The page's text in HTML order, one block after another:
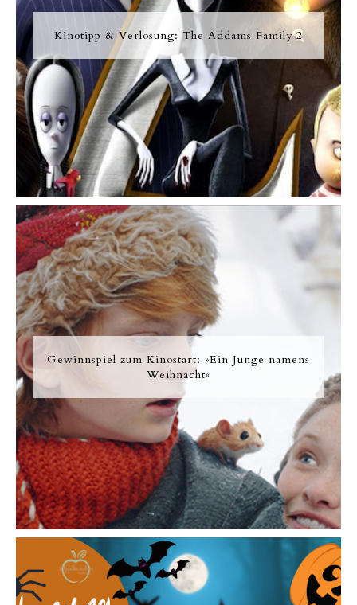
Kinotipp & Verlosung: The Addams Family 2
Gewinnspiel zum Kinostart: »Ein Junge namens
Weihnacht«